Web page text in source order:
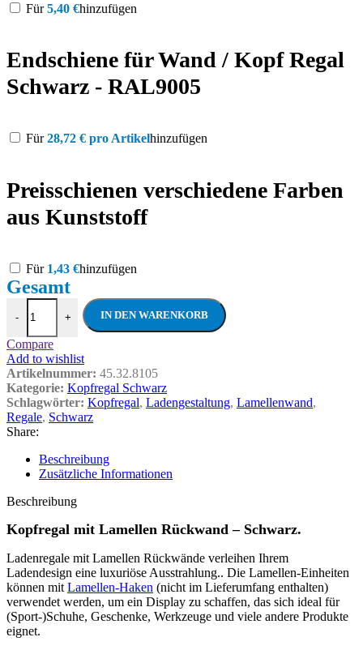
Für5,40 €hinzufügen
Endschiene für Wand / Kopf Regal
Schwarz - RAL9005
Für28,72 € pro Artikelhinzufügen
Preisschienen verschiedene Farben
aus Kunststoff
Für 1,43 €hinzufügen
-Kopfregal mit Lamellen Rückwand -
+ IN DEN WARENKORB
Compare
Add to wishlist
Artikelnummer: 45.32.8105
Kategorie: Kopfregal Schwarz
Schlagwörter: Kopfregal, Ladengestaltung, Lamellenwand,
Regale, Schwarz
Share:
Beschreibung
Zusätzliche Informationen
Beschreibung
Kopfregal mit Lamellen Rückwand – Schwarz.
Ladenregale mit Lamellen Rückwände verleihen Ihrem
Ladendesign eine luxuriöse Ausstrahlung.. Die Lamellen-Einheiten
können mit Lamellen-Haken (nicht im Lieferumfang enthalten)
verwendet werden, um ein Display zu schaffen, das sich ideal für
(Sport-)Schuhe, Geschenke, Werkzeuge und viele andere Produkte
eignet.